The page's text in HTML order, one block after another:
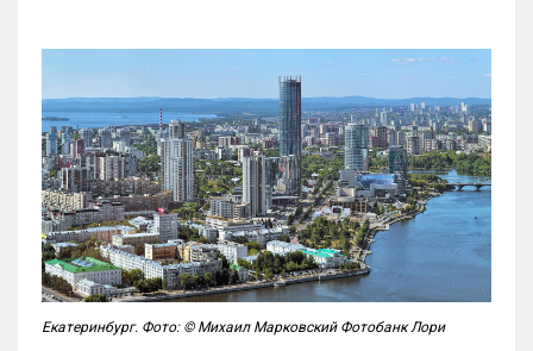
Екатеринбург. Фото: © Михаил Марковский Фотобанк Лори